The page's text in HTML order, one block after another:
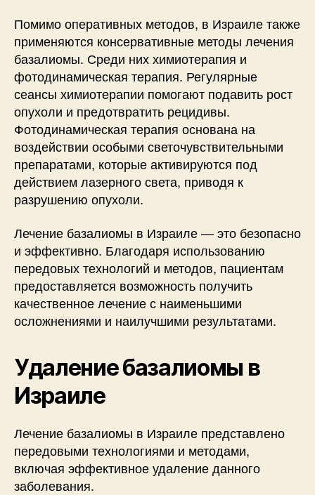
Помимо оперативных методов, в Израиле также
применяются консервативные методы лечения
базалиомы. Среди них химиотерапия и
фотодинамическая терапия. Регулярные
сеансы химиотерапии помогают подавить рост
опухоли и предотвратить рецидивы.
Фотодинамическая терапия основана на
воздействии особыми светочувствительными
препаратами, которые активируются под
действием лазерного света, приводя к
разрушению опухоли.
Лечение базалиомы в Израиле — это безопасно
и эффективно. Благодаря использованию
передовых технологий и методов, пациентам
предоставляется возможность получить
качественное лечение с наименьшими
осложнениями и наилучшими результатами.
Удаление базалиомы в
Израиле
Лечение базалиомы в Израиле представлено
передовыми технологиями и методами,
включая эффективное удаление данного
заболевания.